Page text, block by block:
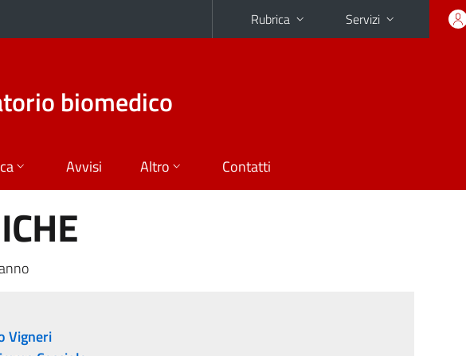
Rubrica Servizi
biomedico
Avvisi Altro Contatti
Vigneri